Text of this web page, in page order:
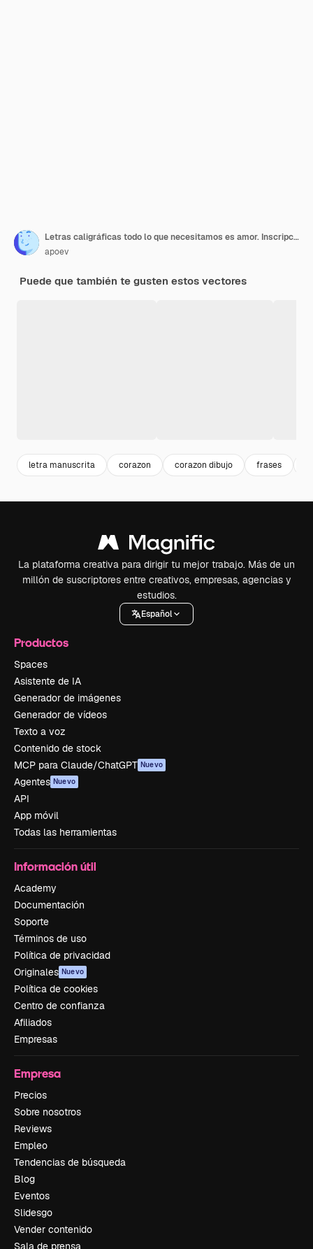
Letras caligráficas todo lo que necesitamos es amor. Inscripción
apoev
Puede que también te gusten estos vectores
letra manuscrita corazon corazon dibujo frases
La plataforma creativa para dirigir tu mejor trabajo. Más de un
millón de suscriptores entre creativos, empresas, agencias y
estudios.
Español
Productos
Spaces
Asistente de IA
Generador de imágenes
Generador de vídeos
Texto a voz
Contenido de stock
MCP para Claude/ChatGPT Nuevo
Agentes Nuevo
API
App móvil
Todas las herramientas
Información útil
Academy
Documentación
Soporte
Términos de uso
Política de privacidad
Originales Nuevo
Política de cookies
Centro de confianza
Afiliados
Empresas
Empresa
Precios
Sobre nosotros
Reviews
Empleo
Tendencias de búsqueda
Blog
Eventos
Slidesgo
Vender contenido
Sala de prensa